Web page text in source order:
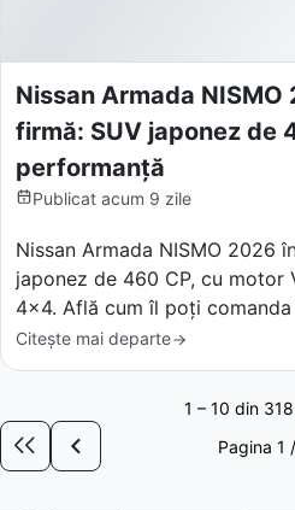
Nissan Armada
firmă: SUV japonez de
performanță
Publicat acum 9 zile
Nissan Armada NISMO 2026
japonez de 460 CP, cu
4x4. Află cum îl poți comanda
Citește mai departe
1 – 10 din
Pagina 1 /